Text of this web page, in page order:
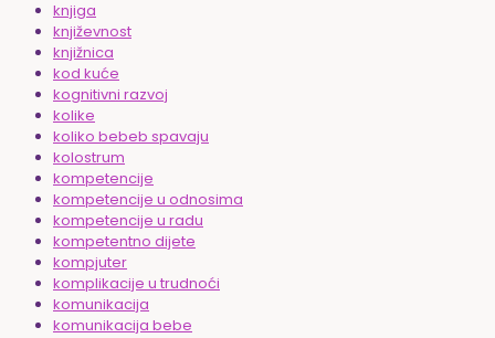
knjiga
književnost
knjižnica
kod kuće
kognitivni razvoj
kolike
koliko bebeb spavaju
kolostrum
kompetencije
kompetencije u odnosima
kompetencije u radu
kompetentno dijete
kompjuter
komplikacije u trudnoći
komunikacija
komunikacija bebe